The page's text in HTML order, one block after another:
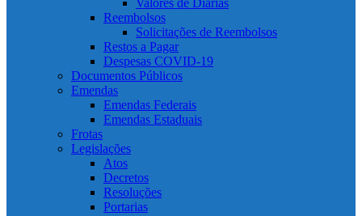
Valores de Diárias
Reembolsos
Solicitações de Reembolsos
Restos a Pagar
Despesas COVID-19
Documentos Públicos
Emendas
Emendas Federais
Emendas Estaduais
Frotas
Legislações
Atos
Decretos
Resoluções
Portarias